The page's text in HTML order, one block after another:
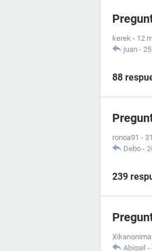
kerek - 12
juan -
88
ronoa91 -
Debo -
239
Xikanonima
Abigail -